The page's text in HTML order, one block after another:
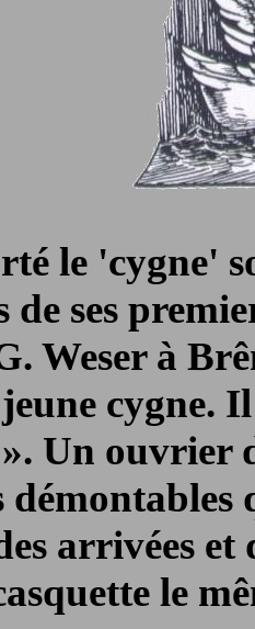
le 'cygne'
ses
Weser à
cygne.
Un ouvrier
démontables
arrivées
le